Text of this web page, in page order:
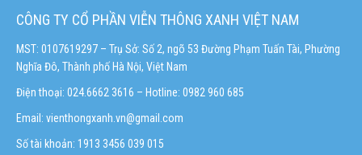
CÔNG TY CỔ PHẦN VIỄN THÔNG XANH VIỆT NAM
MST: 0107619297 – Trụ Sở: Số 2, ngõ 53 Đường Phạm Tuấn Tài, Phường
Nghĩa Đô, Thành phố Hà Nội, Việt Nam
Điện thoại: 024.6662 3616 – Hotline: 0982 960 685
Email: vienthongxanh.vn@gmail.com
Số tài khoản: 1913 3456 039 015